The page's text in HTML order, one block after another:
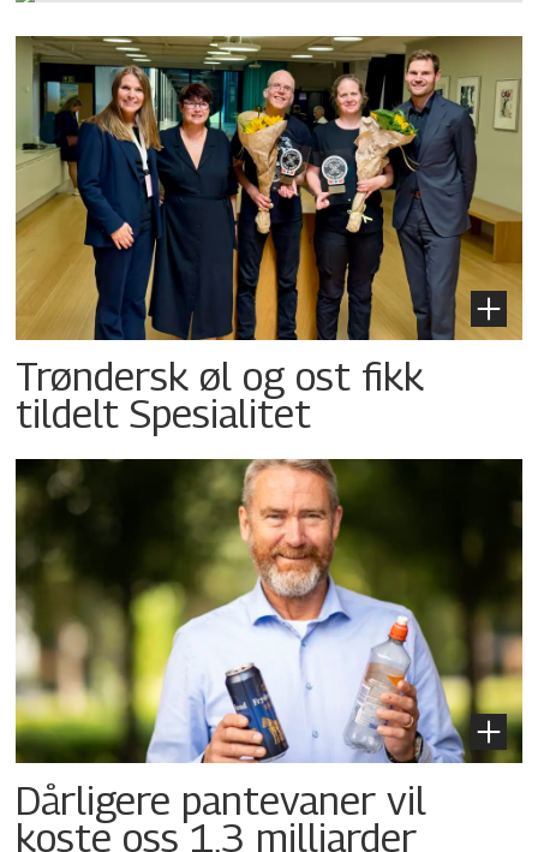
Trøndersk øl og ost fikk
tildelt Spesialitet
Dårligere pantevaner vil
koste oss 1,3 milliarder